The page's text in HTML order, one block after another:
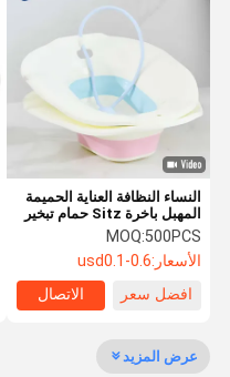
النساء النظافة العناية الحميمة
المهبل باخرة Sitz حمام تبخير
البراز يوني مقعد البخار
المطاط شفط لمبة حقنة
MOQ:500PCS
الأسعار:usd0.1-0.6
افضل سعر
الاتصال
عرض المزيد